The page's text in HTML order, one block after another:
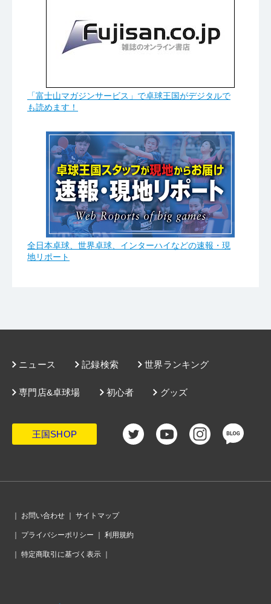
「富士山マガジンサービス」で卓球王国がデジタルで
も読めます！
全日本卓球、世界卓球、インターハイなどの速報・現
地リポート
ニュース 記録検索 世界ランキング
グッズ
専門店&卓球場 初心者
王国SHOP
｜ お問い合わせ ｜ サイトマップ
｜ プライバシーポリシー ｜ 利用規約
｜ 特定商取引に基づく表示 ｜